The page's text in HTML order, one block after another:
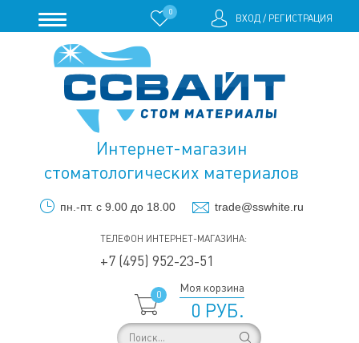
0
ВХОД/ РЕГИСТРАЦИЯ
Интернет-магазин
стоматологических материалов
пн.-пт. с 9.00 до 18.00 trade@sswhite.ru
ТЕЛЕФОН ИНТЕРНЕТ-МАГАЗИНА:
+7 (495) 952-23-51
0
Моя корзина
0 РУБ.